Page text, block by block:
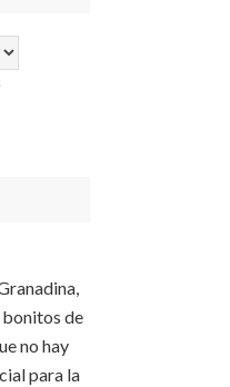
bonitos de
no hay
para la